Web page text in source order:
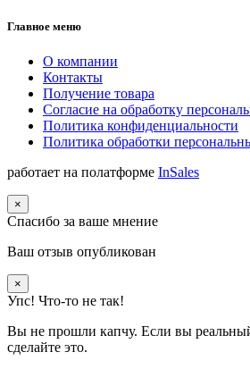
Главное меню
О компании
Контакты
Получение товара
Согласие на обработку
Политика конфиденциальности
Политика обработки
работает на полатформе InSales
×
Спасибо за ваше мнение
Ваш отзыв опубликован
×
Упс! Что-то не так!
Вы не прошли капчу. Если вы
сделайте это.